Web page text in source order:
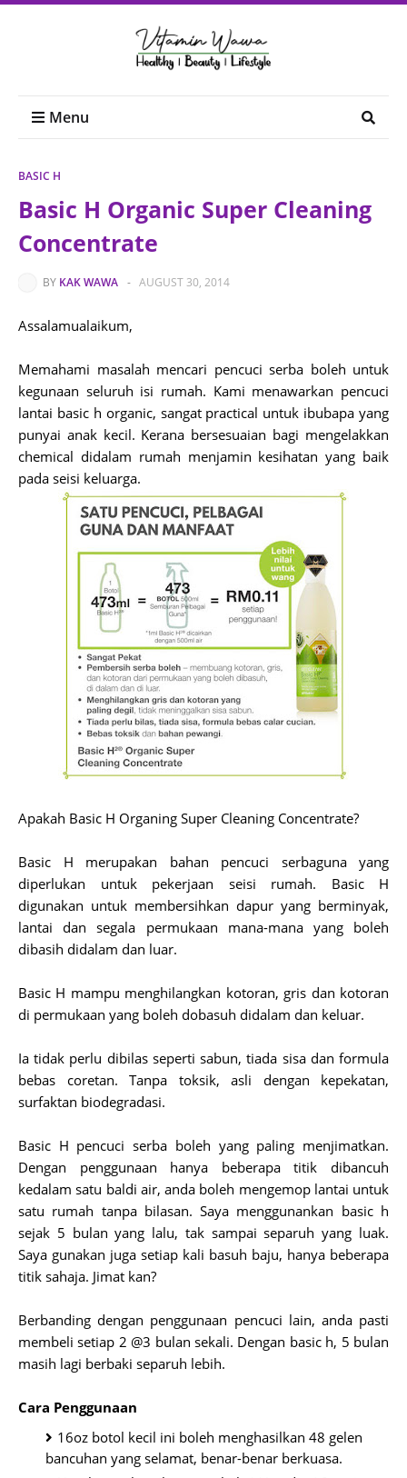
Menu
BASIC H
Basic H Organic Super Cleaning
Concentrate
BY KAK WAWA - AUGUST 30, 2014
Assalamualaikum,
Memahami masalah mencari pencuci serba boleh untuk
kegunaan seluruh isi rumah. Kami menawarkan pencuci
lantai basic h organic, sangat practical untuk ibubapa yang
punyai anak kecil. Kerana bersesuaian bagi mengelakkan
chemical didalam rumah menjamin kesihatan yang baik
pada seisi keluarga.
Apakah Basic H Organing Super Cleaning Concentrate?
Basic H merupakan bahan pencuci serbaguna yang
diperlukan untuk pekerjaan seisi rumah. Basic H
digunakan untuk membersihkan dapur yang berminyak,
lantai dan segala permukaan mana-mana yang boleh
dibasih didalam dan luar.
Basic H mampu menghilangkan kotoran, gris dan kotoran
di permukaan yang boleh dobasuh didalam dan keluar.
Ia tidak perlu dibilas seperti sabun, tiada sisa dan formula
bebas coretan. Tanpa toksik, asli dengan kepekatan,
surfaktan biodegradasi.
Basic H pencuci serba boleh yang paling menjimatkan.
Dengan penggunaan hanya beberapa titik dibancuh
kedalam satu baldi air, anda boleh mengemop lantai untuk
satu rumah tanpa bilasan. Saya menggunankan basic h
sejak 5 bulan yang lalu, tak sampai separuh yang luak.
Saya gunakan juga setiap kali basuh baju, hanya beberapa
titik sahaja. Jimat kan?
Berbanding dengan penggunaan pencuci lain, anda pasti
membeli setiap 2 @3 bulan sekali. Dengan basic h, 5 bulan
masih lagi berbaki separuh lebih.
Cara Penggunaan
16oz botol kecil ini boleh menghasilkan 48 gelen
bancuhan yang selamat, benar-benar berkuasa.